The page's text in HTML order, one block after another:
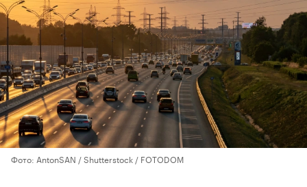
Фото: AntonSAN / Shutterstock / FOTODOM